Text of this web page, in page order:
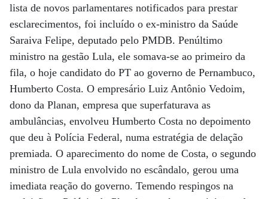
lista de novos parlamentares notificados para prestar
esclarecimentos, foi incluído o ex-ministro da Saúde
Saraiva Felipe, deputado pelo PMDB. Penúltimo
ministro na gestão Lula, ele somava-se ao primeiro da
fila, o hoje candidato do PT ao governo de Pernambuco,
Humberto Costa. O empresário Luiz Antônio Vedoim,
dono da Planan, empresa que superfaturava as
ambulâncias, envolveu Humberto Costa no depoimento
que deu à Polícia Federal, numa estratégia de delação
premiada. O aparecimento do nome de Costa, o segundo
ministro de Lula envolvido no escândalo, gerou uma
imediata reação do governo. Temendo respingos na